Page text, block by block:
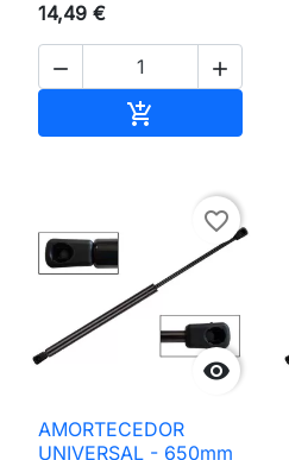
14,49 €
 


favorite_border
AMORTECEDOR
UNIVERSAL - 650mm